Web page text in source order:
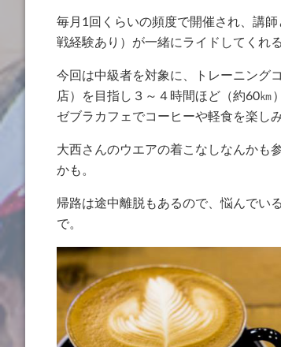
毎月1回くらいの頻度で開催され、講
戦経験あり）が一緒にライドしてくれる
今回は中級者を対象に、トレーニング
店）を目指し３～４時間ほど（約60㎞
ゼブラカフェでコーヒーや軽食を楽し
大西さんのウエアの着こなしなんかも
かも。
帰路は途中離脱もあるので、悩んでい
で。